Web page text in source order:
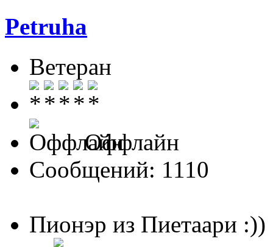
Petruha
Ветеран
Оффлайн
Сообщений: 1110
Пионэр из Пиетаари :))